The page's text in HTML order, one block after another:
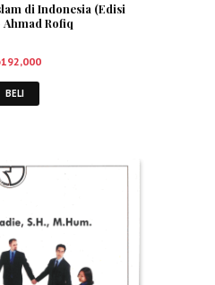
di Indonesia (Edisi
Ahmad Rofiq
192,000
BELI